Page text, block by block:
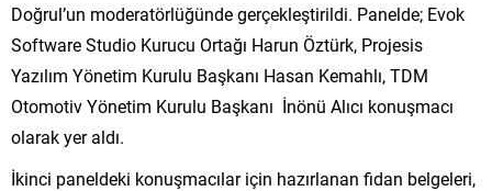
Doğrul’un moderatörlüğünde gerçekleştirildi. Panelde; Evok
Software Studio Kurucu Ortağı Harun Öztürk, Projesis
Yazılım Yönetim Kurulu Başkanı Hasan Kemahlı, TDM
Otomotiv Yönetim Kurulu Başkanı İnönü Alıcı konuşmacı
olarak yer aldı.
İkinci paneldeki konuşmacılar için hazırlanan fidan belgeleri,